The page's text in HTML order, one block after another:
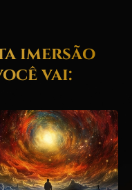
imersão
vai: